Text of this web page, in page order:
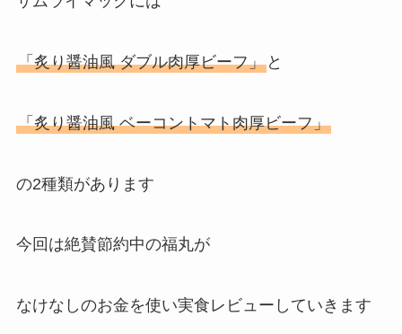
「炙り醤油風 ダブル肉厚ビーフ」と
「炙り醤油風 ベーコントマト肉厚ビーフ」
の2種類があります
今回は絶賛節約中の福丸が
なけなしのお金を使い実食レビューしていきます